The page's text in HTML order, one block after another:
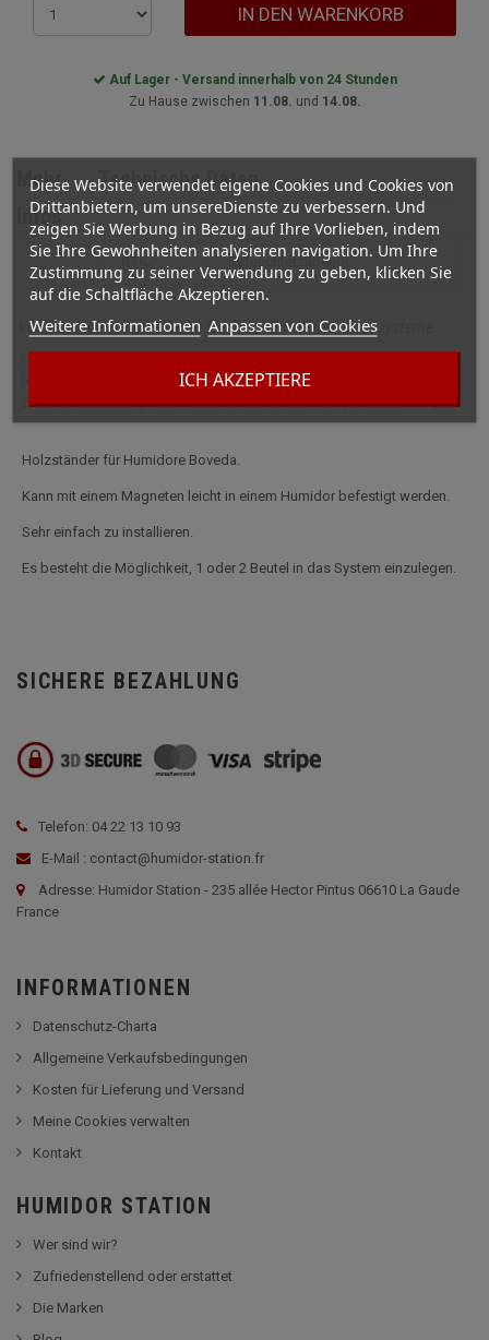
Diese Website verwendet eigene Cookies und Cookies von
Drittanbietern, um unsereDienste zu verbessern. Und
zeigen Sie Werbung in Bezug auf Ihre Vorlieben, indem
Sie Ihre Gewohnheiten analysieren navigation. Um Ihre
Zustimmung zu seiner Verwendung zu geben, klicken Sie
auf die Schaltfläche Akzeptieren.
Weitere Informationen Anpassen von Cookies
ICH AKZEPTIERE
IN DEN WARENKORB
Auf Lager - Versand innerhalb von 24 Stunden
Zu Hause zwischen 11.08. und 14.08.
Technische Daten
STIL befeuchterzubehör
Mehr
Infos
Vollständige Beschreibung für Trägt 2 Befeuchtungssysteme
leicht in einem Humidor befestigt werden. Sehr einfach zu installieren.
Es besteht die Möglichkeit, 1 oder 2 Beutel in das System einzulegen.
Holzständer für Humidore Boveda.
Kann mit einem Magneten leicht in einem Humidor befestigt werden.
Sehr einfach zu installieren.
Es besteht die Möglichkeit, 1 oder 2 Beutel in das System einzulegen.
SICHERE BEZAHLUNG
Telefon: 04 22 13 10 93
E-Mail : contact@humidor-station.fr
Adresse: Humidor Station - 235 allée Hector Pintus 06610 La Gaude
France
INFORMATIONEN
Datenschutz-Charta
Allgemeine Verkaufsbedingungen
Kosten für Lieferung und Versand
Meine Cookies verwalten
Kontakt
HUMIDOR STATION
Wer sind wir?
Zufriedenstellend oder erstattet
Die Marken